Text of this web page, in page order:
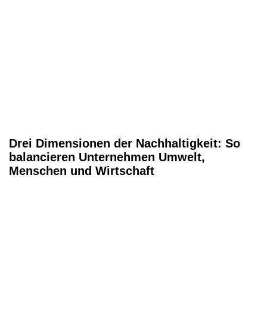
Drei Dimensionen der Nachhaltigkeit: So
balancieren Unternehmen Umwelt,
Menschen und Wirtschaft